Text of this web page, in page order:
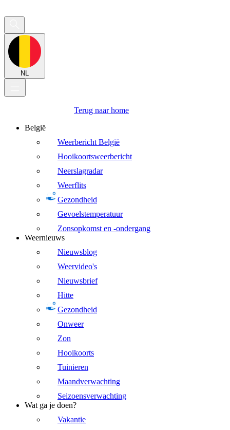
NL
Terug naar home
België
Weerbericht België
Hooikoortsweerbericht
Neerslagradar
Weerflits
Gezondheid
Gevoelstemperatuur
Zonsopkomst en -ondergang
Weernieuws
Nieuwsblog
Weervideo's
Nieuwsbrief
Hitte
Gezondheid
Onweer
Zon
Hooikoorts
Tuinieren
Maandverwachting
Seizoensverwachting
Wat ga je doen?
Vakantie